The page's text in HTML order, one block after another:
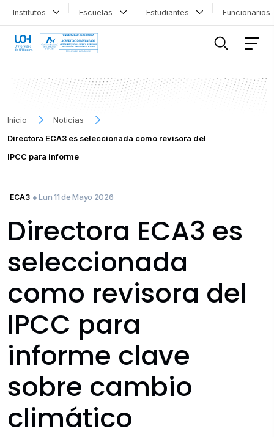
Institutos Escuelas Estudiantes
Inicio
Noticias
Directora ECA3 es seleccionada como revisora del
IPCC para informe
ECA3 ● Lun 11 de Mayo 2026
Directora ECA3 es
seleccionada
como revisora del
IPCC para
informe clave
sobre cambio
climático